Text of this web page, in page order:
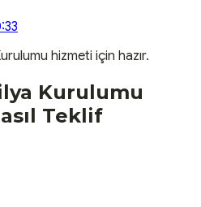
hizmeti için hazır.
Kurulumu
Teklif